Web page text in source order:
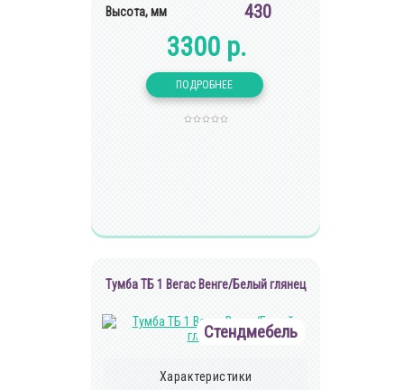
Высота, мм 430
3300 р.
Тумба ТБ 1 Вегас Венге/Белый глянец
Стендмебель
Характеристики